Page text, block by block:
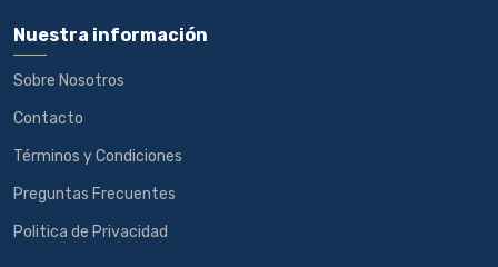
Nuestra información
Sobre Nosotros
Contacto
Términos y Condiciones
Preguntas Frecuentes
Politica de Privacidad